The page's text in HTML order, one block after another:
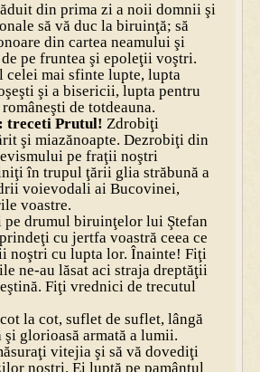
din prima zi a noii domnii şi
să vă duc la biruinţă; să
din cartea neamului şi
pe fruntea şi epoleţii voştri.
celei mai sfinte lupte, lupta
şi a bisericii, lupta pentru
de totdeauna.
treceti Prutul! Zdrobiţi
şi miazănoapte. Dezrobiţi din
pe fraţii noştri
în trupul ţării glia străbună a
voievodali ai Bucovinei,
voastre.
pe drumul biruinţelor lui Ştefan
cu jertfa voastră ceea ce
noştri cu lupta lor. Înainte! Fiţi
ne-au lăsat aci straja dreptăţii
Fiţi vrednici de trecutul
la cot, suflet de suflet, lângă
şi glorioasă armată a lumii.
vitejia şi să vă dovediţi
noştri. Ei luptă pe pamântul